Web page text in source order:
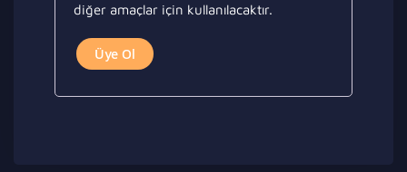
diğer amaçlar için kullanılacaktır.
Üye Ol